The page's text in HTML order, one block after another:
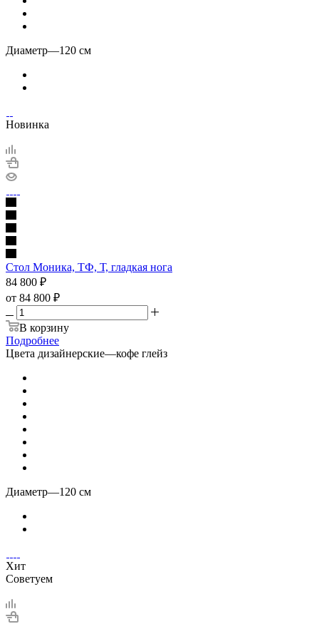
Диаметр—120 см
Новинка
Стол Моника, ТФ, Т, гладкая нога
84 800 ₽
от 84 800 ₽
В корзину
Подробнее
Цвета дизайнерские—кофе глейз
Диаметр—120 см
Хит
Советуем